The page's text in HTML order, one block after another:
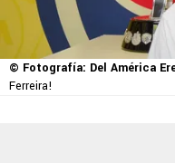
© Fotografía: Del América
Ferreira!